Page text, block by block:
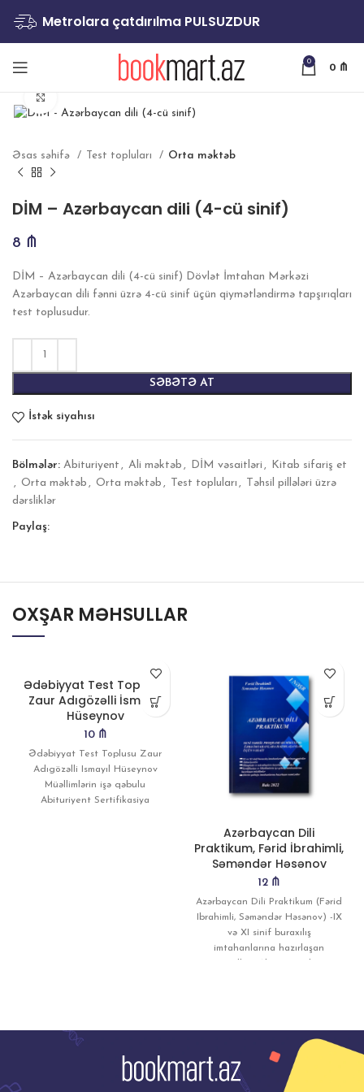
Metrolara çatdırılma PULSUZDUR
0
0 ₼
Əsas səhifə Test topluları Orta məktəb
DİM – Azərbaycan dili (4-cü sinif)
8 ₼
DİM – Azərbaycan dili (4-cü sinif) Dövlət İmtahan Mərkəzi
Azərbaycan dili fənni üzrə 4-cü sinif üçün qiymətləndirmə tapşırıqları
test toplusudur.
SƏBƏTƏ AT
İstək siyahısı
Bölmələr: Abituriyent , Ali məktəb , DİM vəsaitləri ,
Kitab sifariş et
, Orta məktəb , Orta məktəb , Test topluları ,
Təhsil pillələri üzrə
dərsliklər
Paylaş:
OXŞAR MƏHSULLAR
Ədəbiyyat Test Toplusu,
Zaur Adıgözəlli İsmayıl
Hüseynov
10 ₼
Ədəbiyyat Test Toplusu Zaur
Adıgözəlli Ismayıl Hüseynov
Müəllimlərin işə qəbulu
Abituriyent Sertifikasiya
Azərbaycan Dili
Praktikum, Fərid İbrahimli,
Səməndər Həsənov
12 ₼
Azərbaycan Dili Praktikum (Fərid
Ibrahimli, Səməndər Həsənov) -IX
və XI sinif buraxılış
imtahanlarına hazırlaşan